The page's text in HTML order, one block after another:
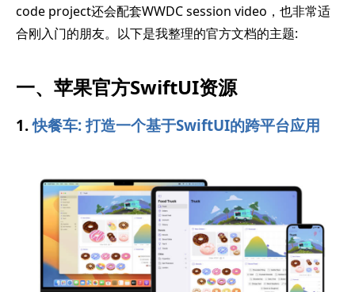
code project还会配套WWDC session video，也非常适
合刚入门的朋友。以下是我整理的官方文档的主题:
一、苹果官方SwiftUI资源
1.快餐车: 打造一个基于SwiftUI的跨平台应用